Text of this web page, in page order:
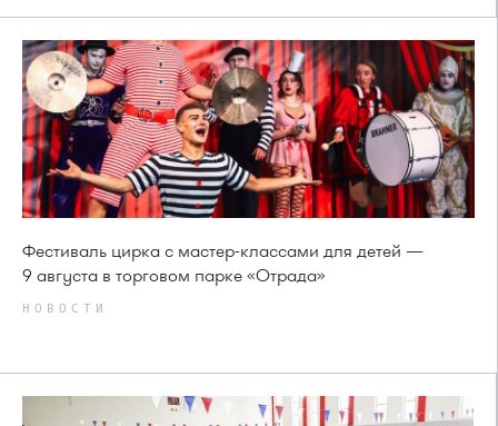
Фестиваль цирка с мастер-классами для детей —
9 августа в торговом парке «Отрада»
НОВОСТИ